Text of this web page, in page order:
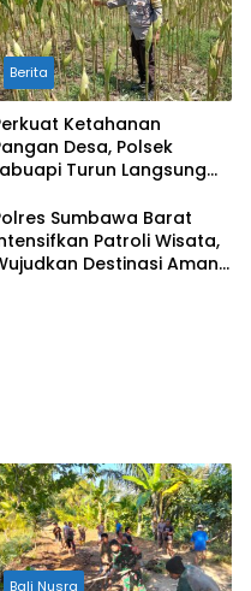
Berita
Ketahanan
Desa, Polsek
Turun Langsung
Sumbawa Barat
Patroli Wisata,
Destinasi Aman
Bali Nusra